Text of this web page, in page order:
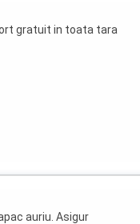
gratuit in toata tara
auriu. Asigur